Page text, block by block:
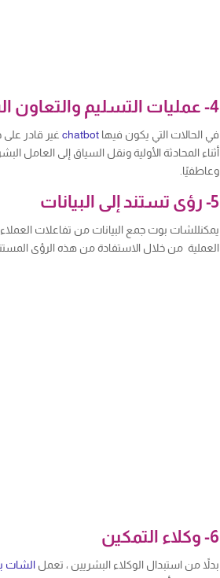
4- عمليات التسليم والتعاون السلس
في الحالات التي يكون فيهاchatbot غير قادر
أثناء المحادثة الأولية ونقل السياق إلى
وعاطفيًا.
5- رؤى تستند إلى البيانات
يمكنللشات بوت جمع البيانات من تفاعلات
العملية من خلال الاستفادة من هذه الرؤى
6- وكلاء التمكين
بدلاً من استبدال الوكلاء البشريين ، تعملالشات